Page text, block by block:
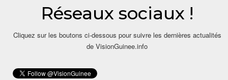
time I comment.
Réseaux sociaux !
Cliquez sur les boutons ci-dessous pour suivre les dernières actualités
de VisionGuinee.info